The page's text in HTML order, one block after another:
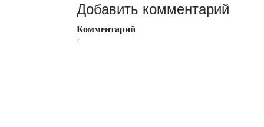
Добавить комментарий
Комментарий